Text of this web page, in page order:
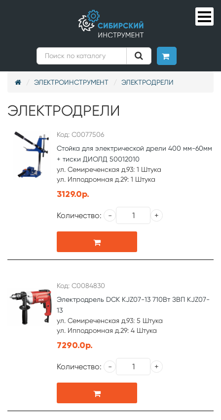
ЭЛЕКТРОИНСТРУМЕНТ ЭЛЕКТРОДРЕЛИ
ЭЛЕКТРОДРЕЛИ
Код: С0077506
Стойка для электрической дрели 400 мм-60мм
+ тиски ДИОЛД 50012010
ул. Семиреченская д.93: 1 Штука
ул. Ипподромная д.29: 1 Штука
3129.0р.
Количество:
Код: С0084830
Электродрель DCK KJZ07-13 710Вт ЗВП KJZ07-
13
ул. Семиреченская д.93: 5 Штука
ул. Ипподромная д.29: 4 Штука
7290.0р.
Количество: